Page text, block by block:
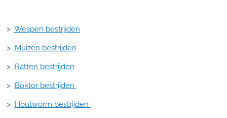
> Wespen bestrijden
> Muizen bestrijden
> Ratten bestrijden
> Boktor bestrijden
> Houtworm bestrijden